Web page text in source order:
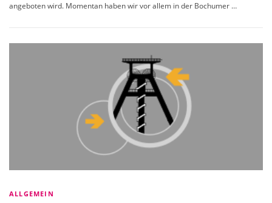
angeboten wird. Momentan haben wir vor allem in der Bochumer …
ALLGEMEIN